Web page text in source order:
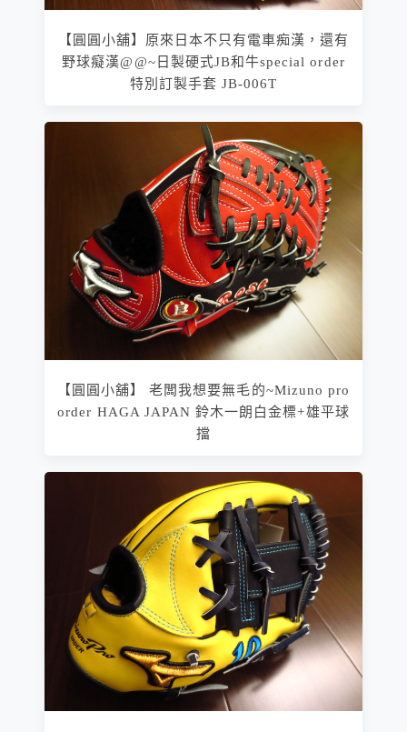
【圓圓小舖】原來日本不只有電車痴漢，還有
野球癡漢@@~日製硬式JB和牛special order
特別訂製手套 JB-006T
【圓圓小舖】 老闆我想要無毛的~Mizuno pro
order HAGA JAPAN 鈴木一朗白金標+雄平球
擋